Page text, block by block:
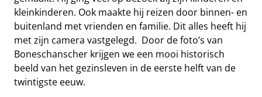
kleinkinderen. Ook maakte hij reizen door binnen- en
buitenland met vrienden en familie. Dit alles heeft hij
met zijn camera vastgelegd. Door de foto’s van
Boneschanscher krijgen we een mooi historisch
beeld van het gezinsleven in de eerste helft van de
twintigste eeuw.